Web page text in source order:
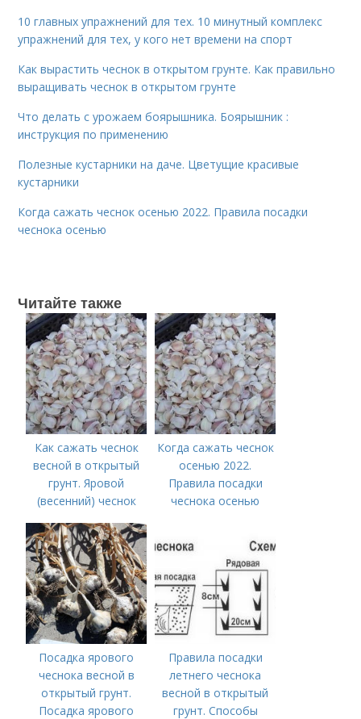
10 главных упражнений для тех. 10 минутный комплекс
упражнений для тех, у кого нет времени на спорт
Как вырастить чеснок в открытом грунте. Как правильно
выращивать чеснок в открытом грунте
Что делать с урожаем боярышника. Боярышник :
инструкция по применению
Полезные кустарники на даче. Цветущие красивые
кустарники
Когда сажать чеснок осенью 2022. Правила посадки
чеснока осенью
Читайте также
Как сажать чеснок
весной в открытый
грунт. Яровой
(весенний) чеснок
Когда сажать чеснок
осенью 2022.
Правила посадки
чеснока осенью
Посадка ярового
чеснока весной в
открытый грунт.
Посадка ярового
Правила посадки
летнего чеснока
весной в открытый
грунт. Способы